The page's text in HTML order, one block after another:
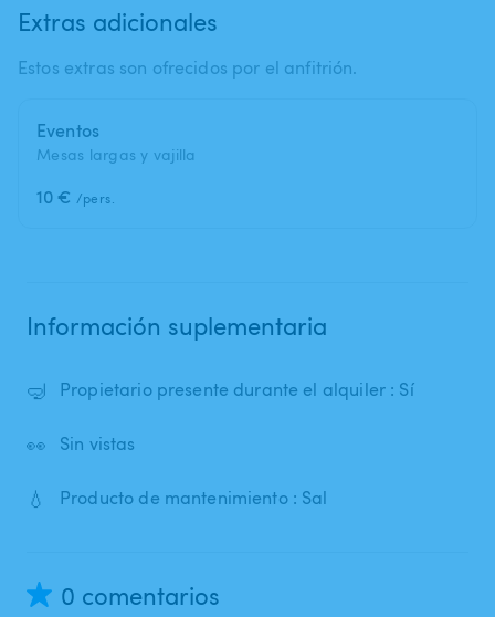
Extras adicionales
Estos extras son ofrecidos por el anfitrión.
Eventos
Mesas largas y vajilla
10 € /pers.
Información suplementaria
🤿 Propietario presente durante el alquiler : Sí
👀 Sin vistas
💧 Producto de mantenimiento : Sal
0 comentarios